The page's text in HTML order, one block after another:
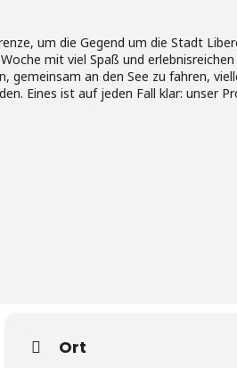
um die Gegend um die Stadt
mit viel Spaß und erlebnisreichen
gemeinsam an den See zu fahren,
Eines ist auf jeden Fall klar: unser
Ort